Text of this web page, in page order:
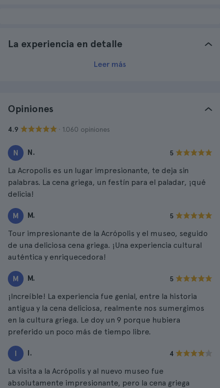
La experiencia en detalle
Leer más
Opiniones
4.9 · 1.060 opiniones
N N. 5
La Acropolis es un lugar impresionante, te deja sin
palabras. La cena griega, un festín para el paladar, ¡qué
delicia!
M M. 5
Tour impresionante de la Acrópolis y el museo, seguido
de una deliciosa cena griega. ¡Una experiencia cultural
auténtica y enriquecedora!
M M. 5
¡Increíble! La experiencia fue genial, entre la historia
antigua y la cena deliciosa, realmente nos sumergimos
en la cultura griega. Le doy un 9 porque hubiera
preferido un poco más de tiempo libre.
I I. 4
La visita a la Acrópolis y al nuevo museo fue
absolutamente impresionante, pero la cena griega